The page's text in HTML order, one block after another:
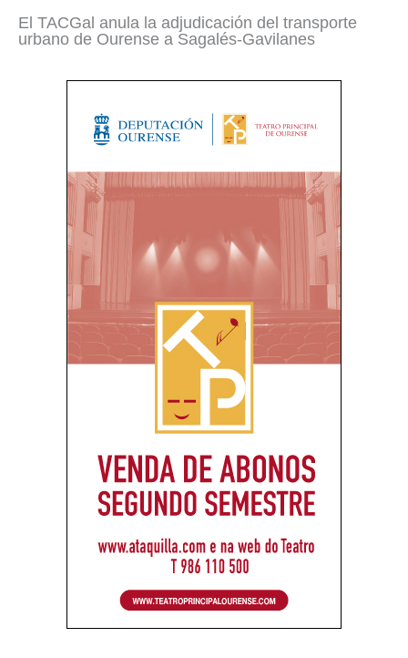
El TACGal anula la adjudicación del transporte
urbano de Ourense a Sagalés-Gavilanes